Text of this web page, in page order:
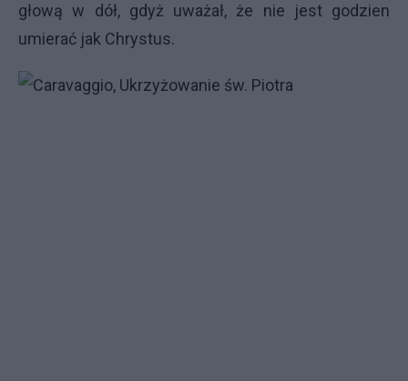
głową w dół, gdyż uważał, że nie jest godzien
umierać jak Chrystus.